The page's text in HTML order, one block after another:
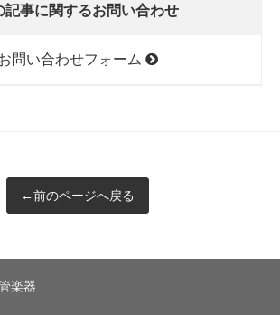
記事に関するお問い合わせ
問い合わせフォーム
←前のページへ戻る
楽器